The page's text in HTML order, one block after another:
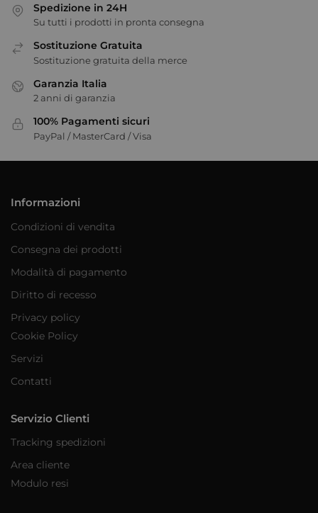
Spedizione in 24H
Su tutti i prodotti in pronta consegna
Sostituzione Gratuita
Sostituzione gratuita della merce
Garanzia Italia
2 anni di garanzia
100% Pagamenti sicuri
PayPal / MasterCard / Visa
Informazioni
Condizioni di vendita
Consegna dei prodotti
Modalità di pagamento
Diritto di recesso
Privacy policy
Cookie Policy
Servizi
Contatti
Servizio Clienti
Tracking spedizioni
Area cliente
Modulo resi